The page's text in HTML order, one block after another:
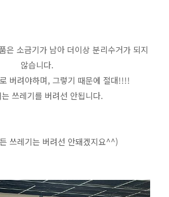
은 소금기가 남아 더이상 분리수거가 되지
않습니다.
버려야하며, 그렇기 때문에 절대!!!!
쓰레기를 버려선 안됩니다.
쓰레기는 버려선 안돼겠지요^^)